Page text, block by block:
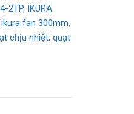
2TP, IKURA
fan 300mm,
chịu nhiệt,quạt